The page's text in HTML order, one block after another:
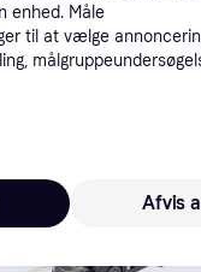
enhed. Måle
til at vælge
Afvis